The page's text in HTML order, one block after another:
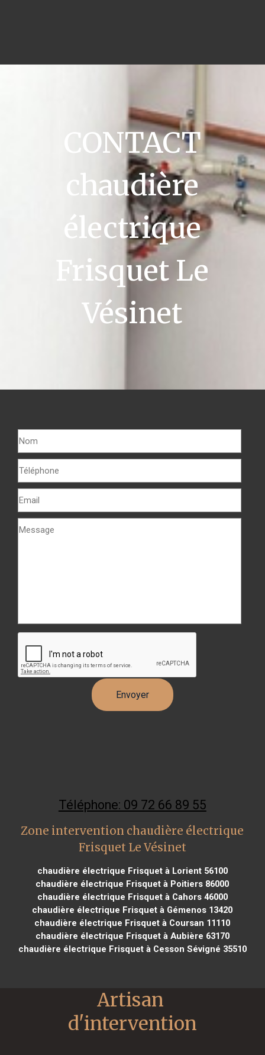
CONTACT
chaudière
électrique
Frisquet Le
Vésinet
Téléphone: 09 72 66 89 55
Zone intervention chaudière électrique
Frisquet Le Vésinet
chaudière électrique Frisquet à Lorient 56100
chaudière électrique Frisquet à Poitiers 86000
chaudière électrique Frisquet à Cahors 46000
chaudière électrique Frisquet à Gémenos 13420
chaudière électrique Frisquet à Coursan 11110
chaudière électrique Frisquet à Aubière 63170
chaudière électrique Frisquet à Cesson Sévigné 35510
Artisan
d'intervention